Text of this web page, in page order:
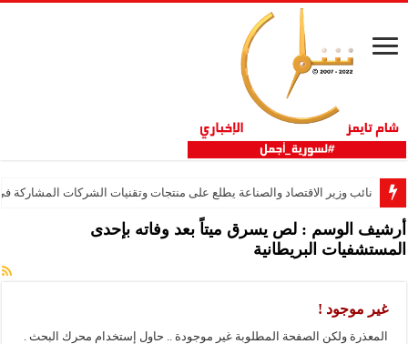
نائب وزير الاقتصاد والصناعة يطلع على منتجات وتقنيات الشركات المشاركة في
أرشيف الوسم :لص يسرق ميتاً بعد وفاته بإحدى
المستشفيات البريطانية
غير موجود !
المعذرة ولكن الصفحة المطلوبة غير موجودة .. حاول إستخدام محرك البحث .